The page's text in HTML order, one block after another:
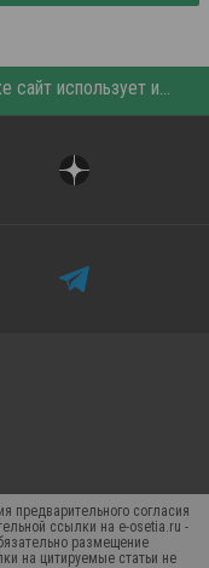
Этот сайт использует «cookies». Также сайт использует интернет-сервис для сбора технических данных касательно посетителей с целью получения маркетинговой и статистической информации. Условия обработки данных посетителей сайта см.
предварительного согласия
ссылки на e-osetia.ru -
размещение
на цитируемые статьи не